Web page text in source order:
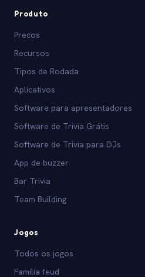
Produto
Precos
Recursos
Tipos de Rodada
Aplicativos
Software para apresentadores
Software de Trivia Grátis
Software de Trivia para DJs
App de buzzer
Bar Trivia
Team Building
Jogos
Todos os jogos
Família feud